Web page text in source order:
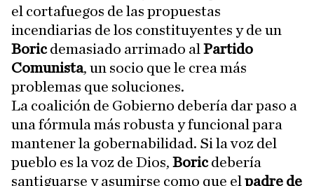
el cortafuegos de las propuestas
incendiarias de los constituyentes y de un
Boricdemasiado arrimado alPartido
Comunista, un socio que le crea más
problemas que soluciones.
La coalición de Gobierno debería dar paso a
una fórmula más robusta y funcional para
mantener la gobernabilidad. Si la voz del
pueblo es la voz de Dios, Boricdebería
santiguarse y asumirse como que elpadre de